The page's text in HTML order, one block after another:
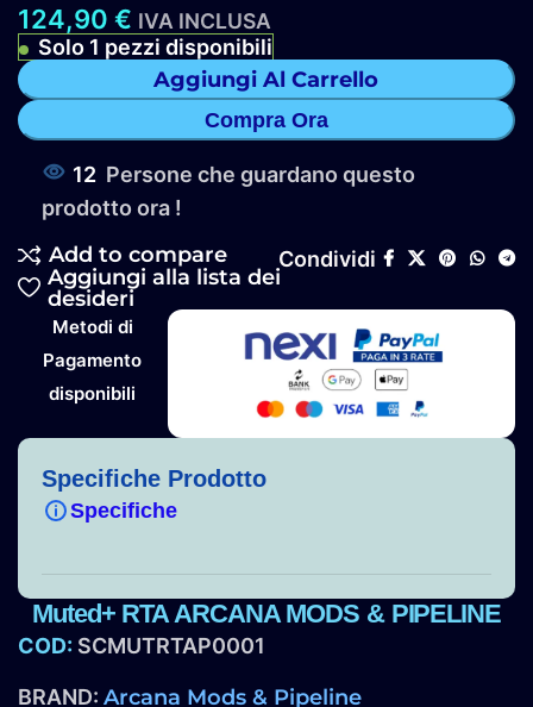
124,90 € IVA INCLUSA
Solo 1 pezzi disponibili
Aggiungi Al Carrello
Compra Ora
12 Persone che guardano questo
prodotto ora !
Add to compare
Aggiungi alla lista dei
desideri
Condividi
Metodi di
Pagamento
disponibili
Specifiche Prodotto
Specifiche
Muted+ RTA ARCANA MODS & PIPELINE
COD: SCMUTRTAP0001
BRAND: Arcana Mods & Pipeline